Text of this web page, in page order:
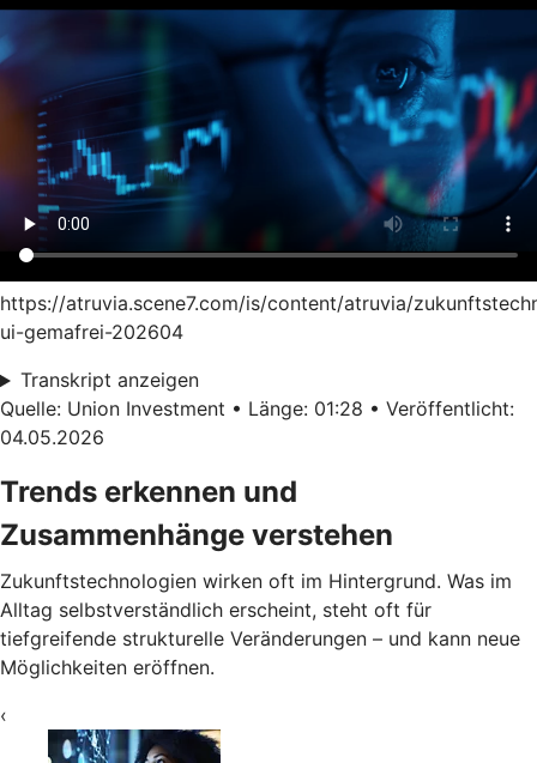
https://atruvia.scene7.com/is/content/atruvia/
ui-gemafrei-202604
Transkript anzeigen
Quelle: Union Investment • Länge: 01:28 • Veröffentlicht:
04.05.2026
Trends erkennen und
Zusammenhänge verstehen
Zukunftstechnologien wirken oft im Hintergrund. Was im
Alltag selbstverständlich erscheint, steht oft für
tiefgreifende strukturelle Veränderungen – und kann neue
Möglichkeiten eröffnen.
‹